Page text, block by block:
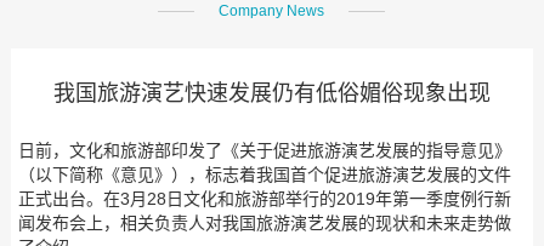
Company News
我国旅游演艺快速发展仍有低俗媚俗现象出现
日前，文化和旅游部印发了《关于促进旅游演艺发展的指导意见》
（以下简称《意见》），标志着我国首个促进旅游演艺发展的文件
正式出台。在3月28日文化和旅游部举行的2019年第一季度例行新
闻发布会上，相关负责人对我国旅游演艺发展的现状和未来走势做